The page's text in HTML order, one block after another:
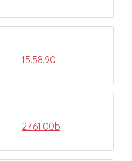
15.58.90
27.61.00b